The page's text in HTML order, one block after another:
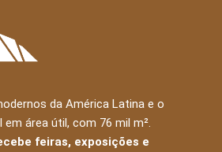
da América Latina e o
área útil, com 76 mil m².
feiras, exposições e